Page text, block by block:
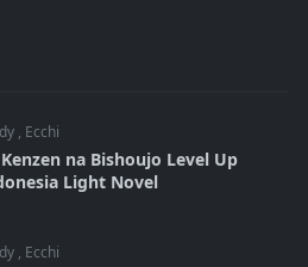
, Ecchi
na Bishoujo Level Up
Light Novel
, Ecchi